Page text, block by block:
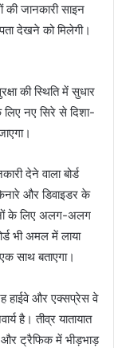
जानकारी साइन
देखने को मिलेगी।
की स्थिति में सुधार
लिए नए सिरे से दिशा-
देने वाला बोर्ड
और डिवाइडर के
के लिए अलग-अलग
भी अमल में लाया
साथ बताएगा।
हाईवे और एक्सप्रेस वे
है। तीव्र यातायात
और ट्रैफिक में भीड़भाड़